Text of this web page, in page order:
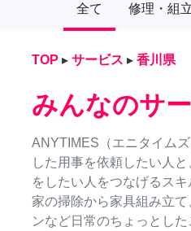
全て 修理・組
TOP ▸ サービス ▸ 香川県
みんなのサ
ANYTIMES（エニタイム
した用事を依頼したい人
をしたい人をつなげるスキ
家の掃除から家具組み立
ンなど日常のちょっとし